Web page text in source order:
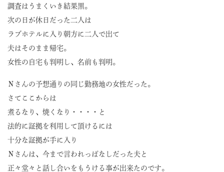
調査はうまくいき結果黒。
次の日が休日だった二人は
ラブホテルに入り朝方に二人で出て
夫はそのまま帰宅。
女性の自宅も判明し、名前も判明。
Ｎさんの予想通りの同じ勤務地の女性だった。
さてここからは
煮るなり、焼くなり・・・・と
法的に証拠を利用して頂けるには
十分な証拠が手に入り
Ｎさんは、今まで言われっぱなしだった夫と
正々堂々と話し合いをもうける事が出来たのです。